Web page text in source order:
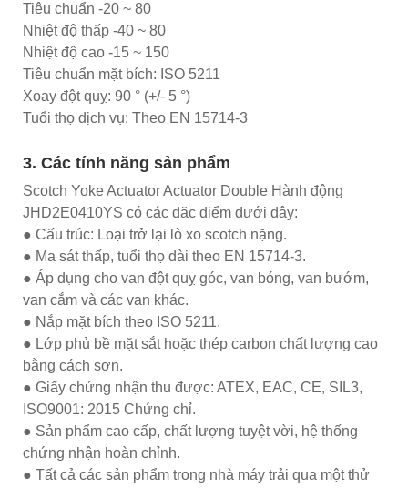
Tiêu chuẩn -20 ~ 80
Nhiệt độ thấp -40 ~ 80
Nhiệt độ cao -15 ~ 150
Tiêu chuẩn mặt bích: ISO 5211
Xoay đột quỵ: 90 ° (+/- 5 °)
Tuổi thọ dịch vụ: Theo EN 15714-3
3. Các tính năng sản phẩm
Scotch Yoke Actuator Actuator Double Hành động
JHD2E0410YS có các đặc điểm dưới đây:
● Cấu trúc: Loại trở lại lò xo scotch nặng.
● Ma sát thấp, tuổi thọ dài theo EN 15714-3.
● Áp dụng cho van đột quỵ góc, van bóng, van bướm,
van cắm và các van khác.
● Nắp mặt bích theo ISO 5211.
● Lớp phủ bề mặt sắt hoặc thép carbon chất lượng cao
bằng cách sơn.
● Giấy chứng nhận thu được: ATEX, EAC, CE, SIL3,
ISO9001: 2015 Chứng chỉ.
● Sản phẩm cao cấp, chất lượng tuyệt vời, hệ thống
chứng nhận hoàn chỉnh.
● Tất cả các sản phẩm trong nhà máy trải qua một thử